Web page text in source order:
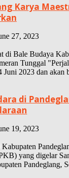
Karya
27, 2023
di Bale Budaya
Tunggal
Juni 2023 dan akan
di
19, 2023
yang digelar
Pandeglang,